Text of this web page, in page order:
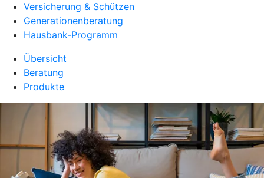
Versicherung & Schützen
Generationenberatung
Hausbank-Programm
Übersicht
Beratung
Produkte